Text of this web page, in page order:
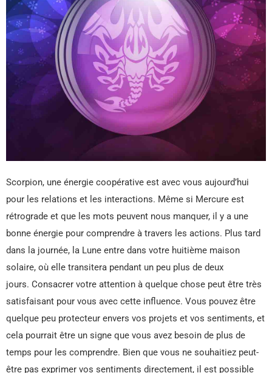
Scorpion, une énergie coopérative est avec vous aujourd’hui
pour les relations et les interactions. Même si Mercure est
rétrograde et que les mots peuvent nous manquer, il y a une
bonne énergie pour comprendre à travers les actions. Plus tard
dans la journée, la Lune entre dans votre huitième maison
solaire, où elle transitera pendant un peu plus de deux
jours. Consacrer votre attention à quelque chose peut être très
satisfaisant pour vous avec cette influence. Vous pouvez être
quelque peu protecteur envers vos projets et vos sentiments, et
cela pourrait être un signe que vous avez besoin de plus de
temps pour les comprendre. Bien que vous ne souhaitiez peut-
être pas exprimer vos sentiments directement, il est possible